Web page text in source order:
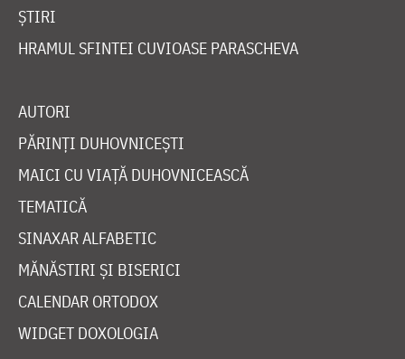
ȘTIRI
HRAMUL SFINTEI CUVIOASE PARASCHEVA
AUTORI
PĂRINȚI DUHOVNICEȘTI
MAICI CU VIAȚĂ DUHOVNICEASCĂ
TEMATICĂ
SINAXAR ALFABETIC
MĂNĂSTIRI ȘI BISERICI
CALENDAR ORTODOX
WIDGET DOXOLOGIA